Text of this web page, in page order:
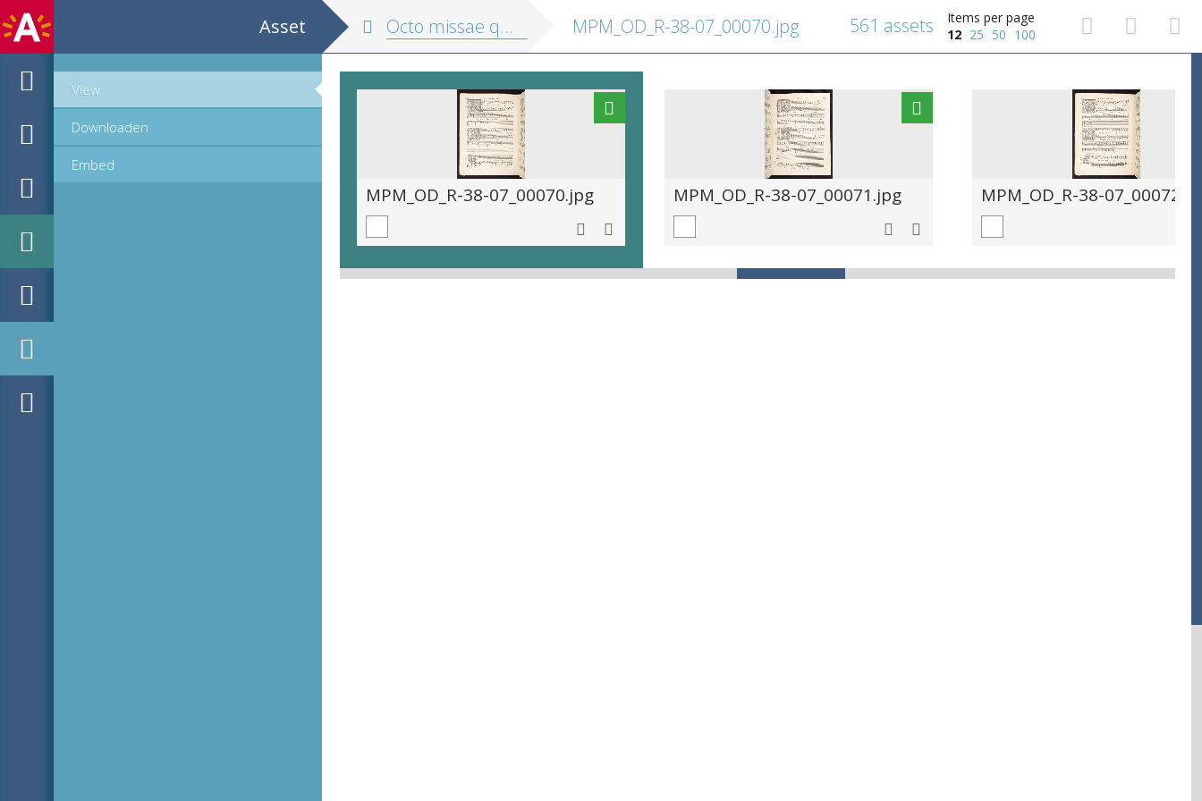
Asset
View
Downloaden
Embed
Octo missae quinque, sex et septem vocum MPM_OD_R-38-07_00070.jpg
Items per page
12 25 50 100
561 assets
MPM_OD_R-38-07_00070.jpg MPM_OD_R-38-07_00071.jpg MPM_OD_R-38-